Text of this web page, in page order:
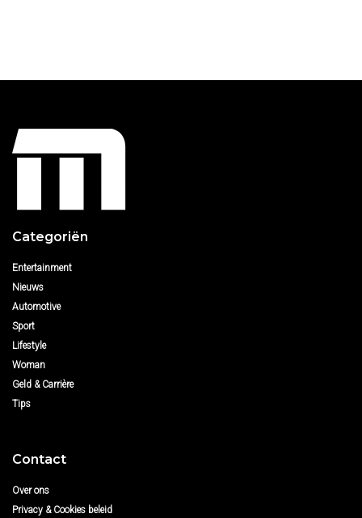
Categoriën
Entertainment
Nieuws
Automotive
Sport
Lifestyle
Woman
Geld & Carrière
Tips
Contact
Over ons
Privacy & Cookies beleid